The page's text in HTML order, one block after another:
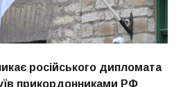
російського дипломата
прикордонниками РФ